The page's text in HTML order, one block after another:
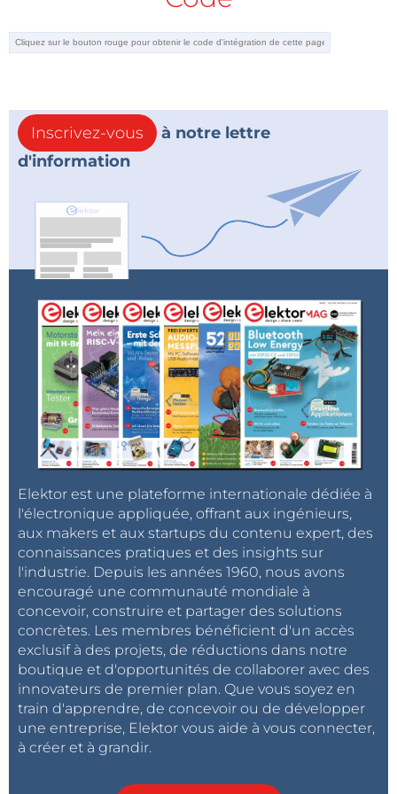
Le module LoRa est contrôlé par le microcontrôleur
ATmega328 (U1), tandis que l'écran LCD permet
d'afficher la valeur numérique, exprimée en
pourcentage de l'intensité lumineuse des leds.
L'augmentation ou la diminution de ce chiffre se fait
en appuyant individuellement sur les deux petits
boutons-poussoirs S1 et S2. Le schéma fonctionnel
d'alimentation (J2), dont la plage est de 9 à 12 V CC (il
est important de rester dans cette plage de
puissance).
Les régulateurs de tension U3 (5 V) et U4 (3,3 V),
respectivement, alimentent le module PWM et le
module LoRa (U2), qui ne doit pas être alimenté avec
plus de 3,7 V, comme expliqué précédemment. De
plus, le régulateur 3,3 V alimente le microcontrôleur
ATmega328, qui est dédié au contrôle du module
LoRa, et à la génération de la forme d'onde pour la
modulation PWM.
Nous avons inclus une mémoire EEPROM (IC1), pour
garder en mémoire les données numériques reçues
de l'émetteur (qui définissent l'intensité lumineuse
des leds), même lorsque nous éteignons le
récepteur. Etant donné la consommation d'énergie
des leds, qui peut être d'environ 80 mA chacune
comme nous le verront un peu plus loin, il n'a pas été
Répondre
Inscrivez-vous
à notre lettre
d'information
Elektor est une plateforme internationale dédiée à
l'électronique appliquée, offrant aux ingénieurs,
aux makers et aux startups du contenu expert, des
connaissances pratiques et des insights sur
l'industrie. Depuis les années 1960, nous avons
encouragé une communauté mondiale à
concevoir, construire et partager des solutions
concrètes. Les membres bénéficient d'un accès
exclusif à des projets, de réductions dans notre
boutique et d'opportunités de collaborer avec des
innovateurs de premier plan. Que vous soyez en
train d'apprendre, de concevoir ou de développer
une entreprise, Elektor vous aide à vous connecter,
à créer et à grandir.